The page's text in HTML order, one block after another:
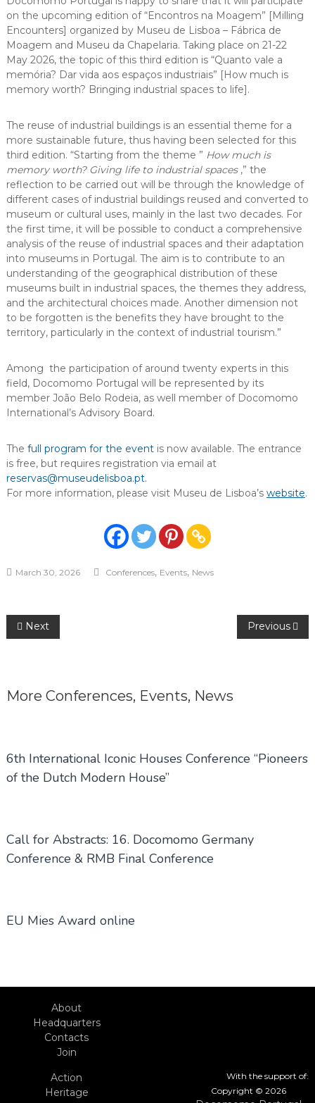
on the upcoming edition of “Encontros na Moagem” [Milling
Encounters] organized by Museu de Lisboa – Fábrica de
Moagem and Museu da Chapelaria. Taking place on 21-22
May 2026, the topic of this third edition is “Quanto vale a
memória? Dar vida aos espaços industriais” [How much is
memory worth? Bringing industrial spaces to life].
The reuse of industrial buildings is an essential theme for a
more sustainable future, thus having been selected for this
third edition. “Starting from the theme ” How much is
memory worth? Giving life to industrial spaces,” the
reflection to be carried out will be through the knowledge of
different cases of industrial buildings reused and converted to
museum or cultural uses, mainly in the last two decades. For
the first time, it will be possible to conduct a comprehensive
analysis of the reuse of industrial spaces and their adaptation
into museums in Portugal. The aim is to contribute to an
understanding of the geographical distribution of these
museums built in industrial spaces, the themes they address,
and the architectural choices made. Another dimension not
to be forgotten is the benefits they have brought to the
territory, particularly in the context of industrial tourism.”
Among the participation of around twenty experts in this
field, Docomomo Portugal will be represented by its
member João Belo Rodeia, as well member of Docomomo
International’s Advisory Board.
The full program for the eventis now available. The entrance
is free, but requires registration via email at
reservas@museudelisboa.pt.
For more information, please visit Museu de Lisboa’s website.
March 30, 2026 Conferences, Events, News
Post
Next Previous
More Conferences, Events, News
6th International Iconic Houses Conference “Pioneers
of the Dutch Modern House”
Call for Abstracts: 16. Docomomo Germany
Conference & RMB Final Conference
EU Mies Award online
With the support of:
Copyright © 2026
About
Headquarters
Contacts
Join
Action
Heritage